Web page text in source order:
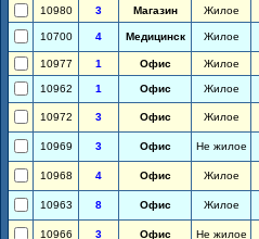
10980 3 Магазин Жилое
10700 4 Медицинск Жилое
10977 1 Офис Жилое
10962 1 Офис Жилое
10972 3 Офис Жилое
10969 3 Офис Не жилое
10968 4 Офис Жилое
10963 8 Офис Жилое
10966 3 Офис Не жилое